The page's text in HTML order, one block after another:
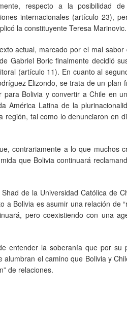
respecto a la posibilidad
internacionales (artículo 23),
la constituyente Teresa Marinovic.
actual, marcado por el mal sabor
Gabriel Boric finalmente decidió
(artículo 11). En cuanto al
Elizondo, se trata de un plan
Bolivia y convertir a Chile en
América Latina de la
tal como lo denunciaron en
contrariamente a lo que muchos
que Bolivia continuará
de la Universidad Católica de
Bolivia es asumir una relación de
pero coexistiendo con una
entender la soberanía que por su
el camino que Bolivia y
de relaciones.